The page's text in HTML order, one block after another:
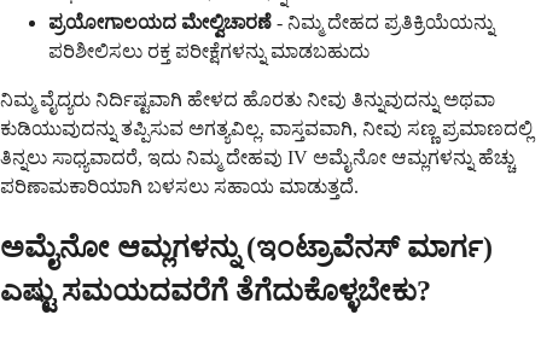
ಪ್ರಯೋಗಾಲಯದ ಮೇಲ್ವಿಚಾರಣೆ - ನಿಮ್ಮ ದೇಹದ ಪ್ರತಿಕ್ರಿಯೆಯನ್ನು
ಪರಿಶೀಲಿಸಲು ರಕ್ತ ಪರೀಕ್ಷೆಗಳನ್ನು ಮಾಡಬಹುದು
ನಿಮ್ಮ ವೈದ್ಯರು ನಿರ್ದಿಷ್ಟವಾಗಿ ಹೇಳದ ಹೊರತು ನೀವು ತಿನ್ನುವುದನ್ನು ಅಥವಾ
ಕುಡಿಯುವುದನ್ನು ತಪ್ಪಿಸುವ ಅಗತ್ಯವಿಲ್ಲ. ವಾಸ್ತವವಾಗಿ, ನೀವು ಸಣ್ಣ ಪ್ರಮಾಣದಲ್ಲಿ
ತಿನ್ನಲು ಸಾಧ್ಯವಾದರೆ, ಇದು ನಿಮ್ಮ ದೇಹವು IV ಅಮೈನೋ ಆಮ್ಲಗಳನ್ನು ಹೆಚ್ಚು
ಪರಿಣಾಮಕಾರಿಯಾಗಿ ಬಳಸಲು ಸಹಾಯ ಮಾಡುತ್ತದೆ.
ಅಮೈನೋ ಆಮ್ಲಗಳನ್ನು (ಇಂಟ್ರಾವೆನಸ್ ಮಾರ್ಗ)
ಎಷ್ಟು ಸಮಯದವರೆಗೆ ತೆಗೆದುಕೊಳ್ಳಬೇಕು?